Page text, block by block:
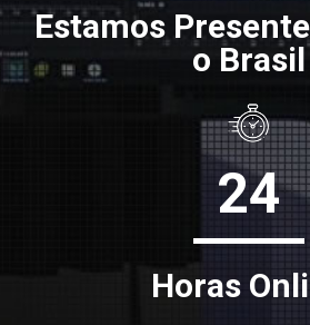
Estamos
o Brasil
24
Horas